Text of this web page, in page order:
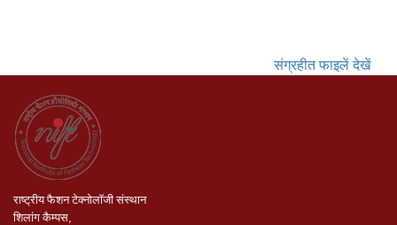
संग्रहीत फाइलें देखें
राष्ट्रीय फैशन टेक्नोलॉजी संस्थान
शिलांग कैम्पस